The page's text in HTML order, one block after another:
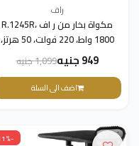
راف
مكواة بخار من ر اف R.1245R،
1800 واط، 220 فولت، 50 هرتز،
احمر(ضمان 3 سنوات)
949 جنيه 1,099 جنيه
اضف الى السلة
-11%